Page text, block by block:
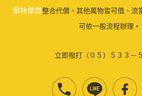
雲林借款整合代償、其他萬物皆可借、流
可依一般流程辦理。
立即撥打（０５）５３３－